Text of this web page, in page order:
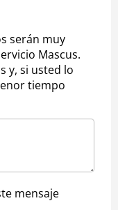
serán muy
Mascus.
y, si usted lo
tiempo
mensaje